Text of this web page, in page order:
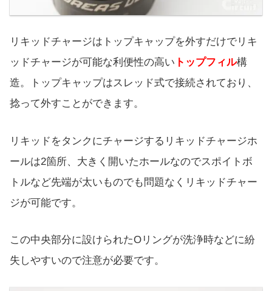
リキッドチャージはトップキャップを外すだけでリキ
ッドチャージが可能な利便性の高い トップフィル構
造。トップキャップはスレッド式で接続されており、
捻って外すことができます。
リキッドをタンクにチャージするリキッドチャージホ
ールは2箇所、大きく開いたホールなのでスポイトボ
トルなど先端が太いものでも問題なくリキッドチャー
ジが可能です。
この中央部分に設けられたOリングが洗浄時などに紛
失しやすいので注意が必要です。